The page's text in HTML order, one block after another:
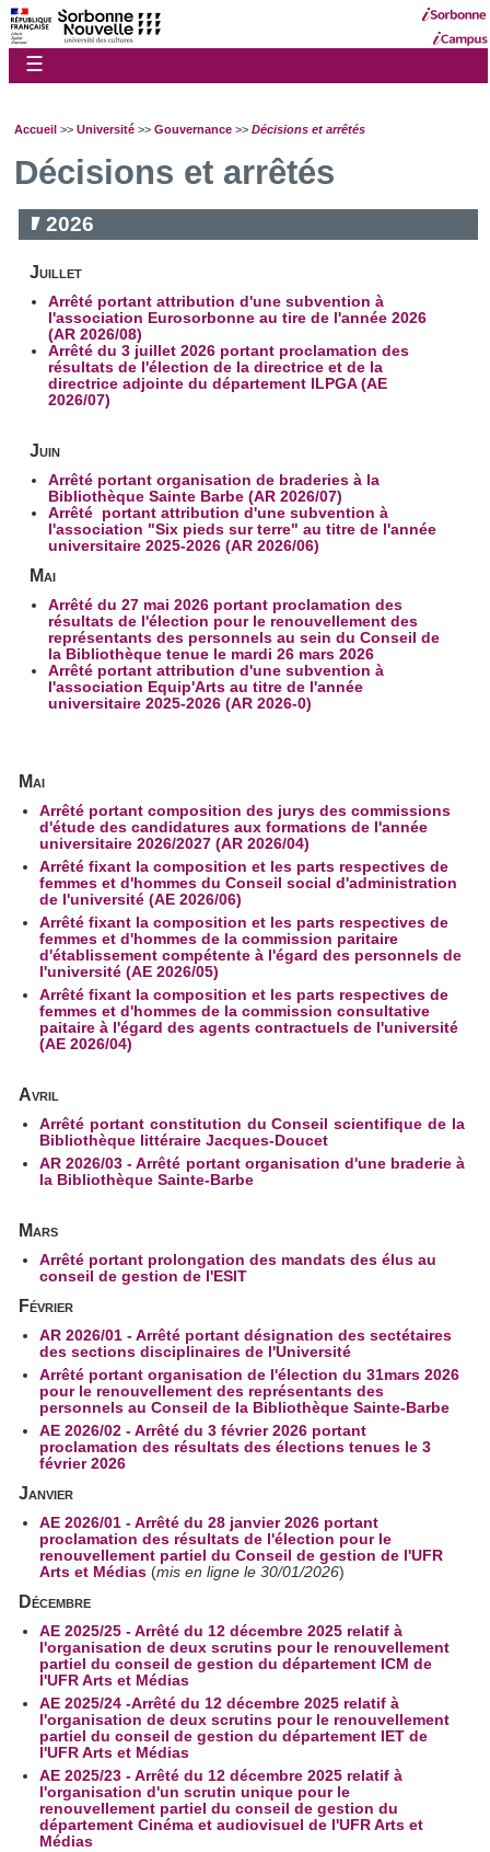
☰
Accueil >> Université >> Gouvernance >> Décisions et arrêtés
Décisions et arrêtés
2026
Juillet
Arrêté portant attribution d'une subvention à
l'association Eurosorbonne au tire de l'année 2026
(AR 2026/08)
Arrêté du 3 juillet 2026 portant proclamation des
résultats de l'élection de la directrice et de la
directrice adjointe du département ILPGA (AE
2026/07)
Juin
Arrêté portant organisation de braderies à la
Bibliothèque Sainte Barbe (AR 2026/07)
Arrêté portant attribution d'une subvention à
l'association "Six pieds sur terre" au titre de l'année
universitaire 2025-2026 (AR 2026/06)
Mai
Arrêté du 27 mai 2026 portant proclamation des
résultats de l'élection pour le renouvellement des
représentants des personnels au sein du Conseil de
la Bibliothèque tenue le mardi 26 mars 2026
Arrêté portant attribution d'une subvention à
l'association Equip'Arts au titre de l'année
universitaire 2025-2026 (AR 2026-0)
Mai
Arrêté portant composition des jurys des commissions
d'étude des candidatures aux formations de l'année
universitaire 2026/2027 (AR 2026/04)
Arrêté fixant la composition et les parts respectives de
femmes et d'hommes du Conseil social d'administration
de l'université (AE 2026/06)
Arrêté fixant la composition et les parts respectives de
femmes et d'hommes de la commission paritaire
d'établissement compétente à l'égard des personnels de
l'université (AE 2026/05)
Arrêté fixant la composition et les parts respectives de
femmes et d'hommes de la commission consultative
paitaire à l'égard des agents contractuels de l'université
(AE 2026/04)
Avril
Arrêté portant constitution du Conseil scientifique de la
Bibliothèque littéraire Jacques-Doucet
AR 2026/03 - Arrêté portant organisation d'une braderie à
la Bibliothèque Sainte-Barbe
Mars
Arrêté portant prolongation des mandats des élus au
conseil de gestion de l'ESIT
Février
AR 2026/01 - Arrêté portant désignation des sectétaires
des sections disciplinaires de l'Université
Arrêté portant organisation de l'élection du 31mars 2026
pour le renouvellement des représentants des
personnels au Conseil de la Bibliothèque Sainte-Barbe
AE 2026/02 - Arrêté du 3 février 2026 portant
proclamation des résultats des élections tenues le 3
février 2026
Janvier
AE 2026/01 - Arrêté du 28 janvier 2026 portant
proclamation des résultats de l'élection pour le
renouvellement partiel du Conseil de gestion de l'UFR
Arts et Médias (mis en ligne le 30/01/2026)
Décembre
AE 2025/25 - Arrêté du 12 décembre 2025 relatif à
l'organisation de deux scrutins pour le renouvellement
partiel du conseil de gestion du département ICM de
l'UFR Arts et Médias
AE 2025/24 -Arrêté du 12 décembre 2025 relatif à
l'organisation de deux scrutins pour le renouvellement
partiel du conseil de gestion du département IET de
l'UFR Arts et Médias
AE 2025/23 - Arrêté du 12 décembre 2025 relatif à
l'organisation d'un scrutin unique pour le
renouvellement partiel du conseil de gestion du
département Cinéma et audiovisuel de l'UFR Arts et
Médias